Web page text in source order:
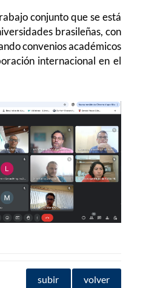
conjunto que se está
brasileñas, con
convenios académicos
internacional en el
subir volver